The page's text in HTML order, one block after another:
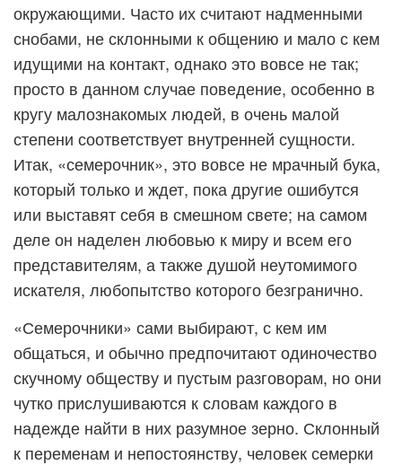
окружающими. Часто их считают надменными
снобами, не склонными к общению и мало с кем
идущими на контакт, однако это вовсе не так;
просто в данном случае поведение, особенно в
кругу малознакомых людей, в очень малой
степени соответствует внутренней сущности.
Итак, «семерочник», это вовсе не мрачный бука,
который только и ждет, пока другие ошибутся
или выставят себя в смешном свете; на самом
деле он наделен любовью к миру и всем его
представителям, а также душой неутомимого
искателя, любопытство которого безгранично.
«Семерочники» сами выбирают, с кем им
общаться, и обычно предпочитают одиночество
скучному обществу и пустым разговорам, но они
чутко прислушиваются к словам каждого в
надежде найти в них разумное зерно. Склонный
к переменам и непостоянству, человек семерки